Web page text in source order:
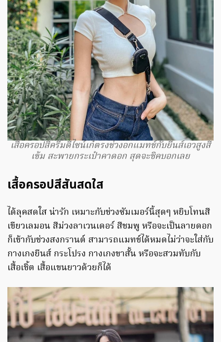
เสื้อครอปสีครีมดีไซน์เก๋ตรงช่วงอกแมทช์กับยีนส์เอวสูงสี
เข้ม สะพายกระเป๋าคาดอก สุดจะชิคบอกเลย
เสื้อครอปสีสันสดใส
ได้ลุคสดใส น่ารัก เหมาะกับช่วงซัมเมอร์นี้สุดๆ หยิบโทนสี
เขียวเลมอน สีม่วงลาเวนเดอร์ สีชมพู หรือจะเป็นลายดอก
ก็เข้ากับช่วงสงกรานต์ สามารถแมทช์ได้หมดไม่ว่าจะใส่กับ
กางเกงยีนส์ กระโปรง กางเกงขาสั้น หรือจะสวมทับกับ
เสื้อเชิ้ต เสื้อแขนยาวด้วยก็ได้